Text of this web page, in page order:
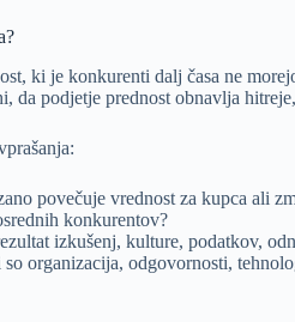
ki je konkurenti dalj časa ne
da podjetje prednost obnavlja
povečuje vrednost za kupca ali
konkurentov?
izkušenj, kulture, podatkov,
organizacija, odgovornosti,